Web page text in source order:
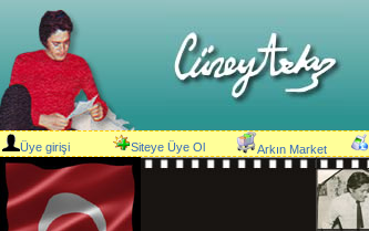
Üye girişi Siteye Üye Ol Arkın Market